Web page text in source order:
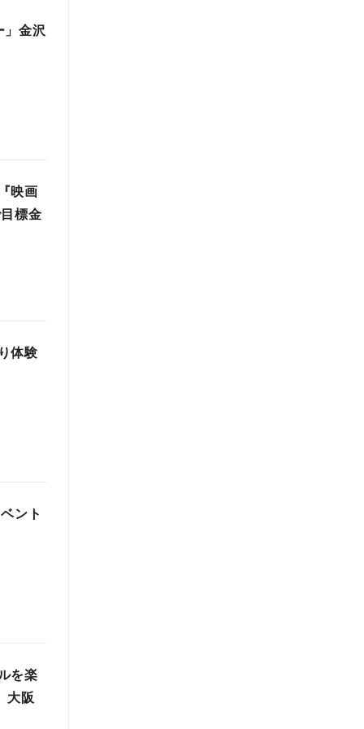
」金沢
映画
標金
体験
ント
を楽
大阪